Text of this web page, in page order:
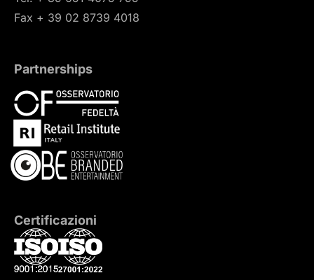
Fax + 39 02 8739 4018
Partnerships
Certificazioni